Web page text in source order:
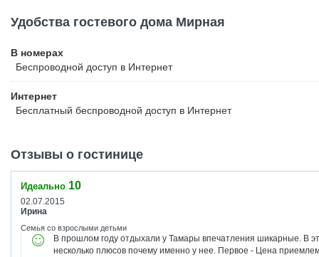
Удобства гостевого дома Мирная
В номерах
Беспроводной доступ в Интернет
Интернет
Бесплатный беспроводной доступ в Интернет
Отзывы о гостинице
Идеально 10
02.07.2015
Ирина
Семья со взрослыми детьми
В прошлом году отдыхали у Тамары впечатления шикарные. В
несколько плюсов почему именно у нее. Первое - Цена